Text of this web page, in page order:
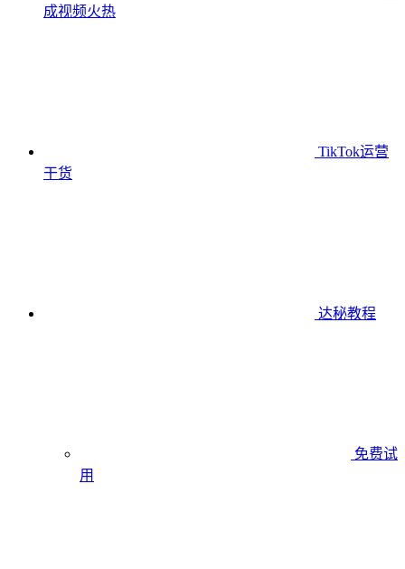
成视频火热
TikTok运营
干货
达秘教程
免费试
用